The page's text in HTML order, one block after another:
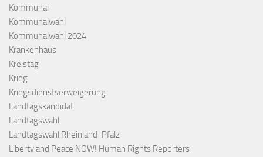
Kommunal
Kommunalwahl
Kommunalwahl 2024
Krankenhaus
Kreistag
Krieg
Kriegsdienstverweigerung
Landtagskandidat
Landtagswahl
Landtagswahl Rheinland-Pfalz
Liberty and Peace NOW! Human Rights Reporters